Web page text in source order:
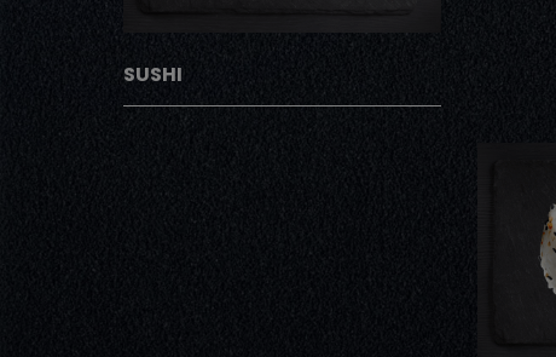
SUSHI